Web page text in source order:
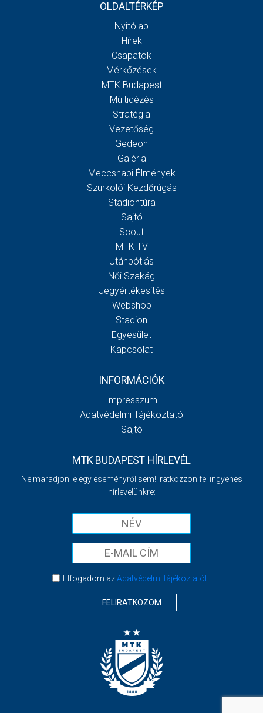
OLDALTÉRKÉP
Nyitólap
Hírek
Csapatok
Mérkőzések
MTK Budapest
Múltidézés
Stratégia
Vezetőség
Gedeon
Galéria
Meccsnapi Élmények
Szurkolói Kezdőrúgás
Stadiontúra
Sajtó
Scout
MTK TV
Utánpótlás
Női Szakág
Jegyértékesítés
Webshop
Stadion
Egyesület
Kapcsolat
INFORMÁCIÓK
Impresszum
Adatvédelmi Tájékoztató
Sajtó
MTK BUDAPEST HÍRLEVÉL
Ne maradjon le egy eseményről sem! Iratkozzon fel ingyenes
hírlevelünkre:
Elfogadom azAdatvédelmi tájékoztatót!
FELIRATKOZOM